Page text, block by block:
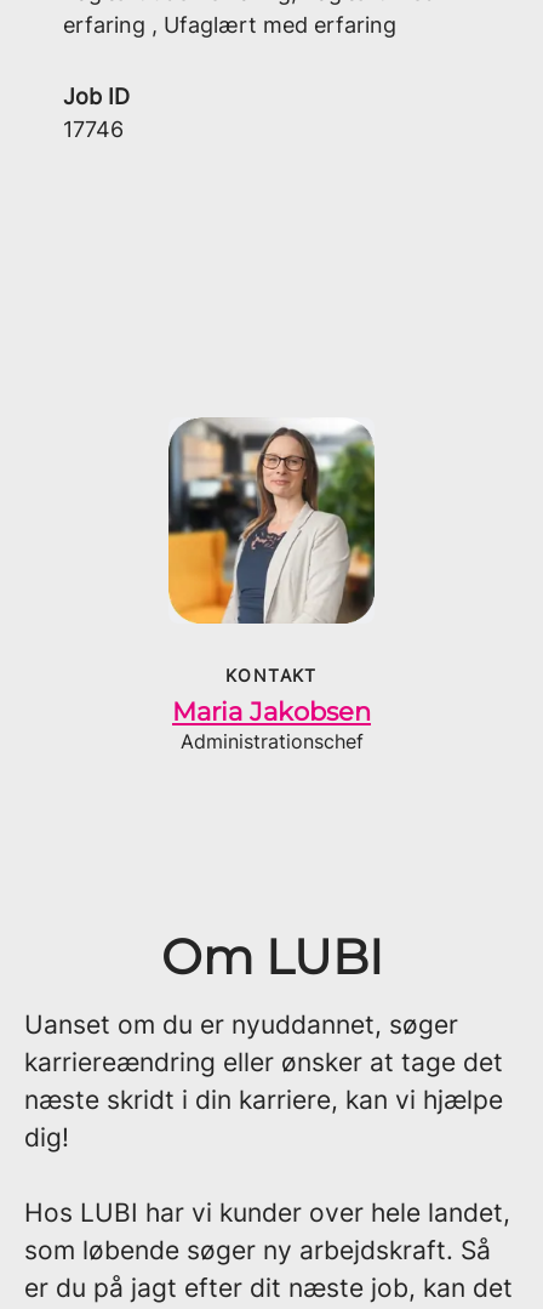
erfaring , Ufaglært med erfaring
Job ID
17746
KONTAKT
Maria Jakobsen
Administrationschef
Om LUBI
Uanset om du er nyuddannet, søger
karriereændring eller ønsker at tage det
næste skridt i din karriere, kan vi hjælpe
dig!
Hos LUBI har vi kunder over hele landet,
som løbende søger ny arbejdskraft. Så
er du på jagt efter dit næste job, kan det